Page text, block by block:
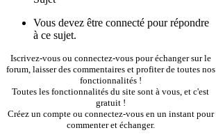
Vous devez être connecté pour répondre
à ce sujet.
Iscrivez-vous ou connectez-vous pour échanger sur le
forum, laisser des commentaires et profiter de toutes nos
fonctionnalités !
Toutes les fonctionnalités du site sont à vous, et c'est
gratuit !
Créez un compte ou connectez-vous en un instant pour
commenter et échanger.